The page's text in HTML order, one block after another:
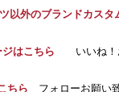
以外のブランドカスタ
はこちら いいね！
ちら フォローお願い